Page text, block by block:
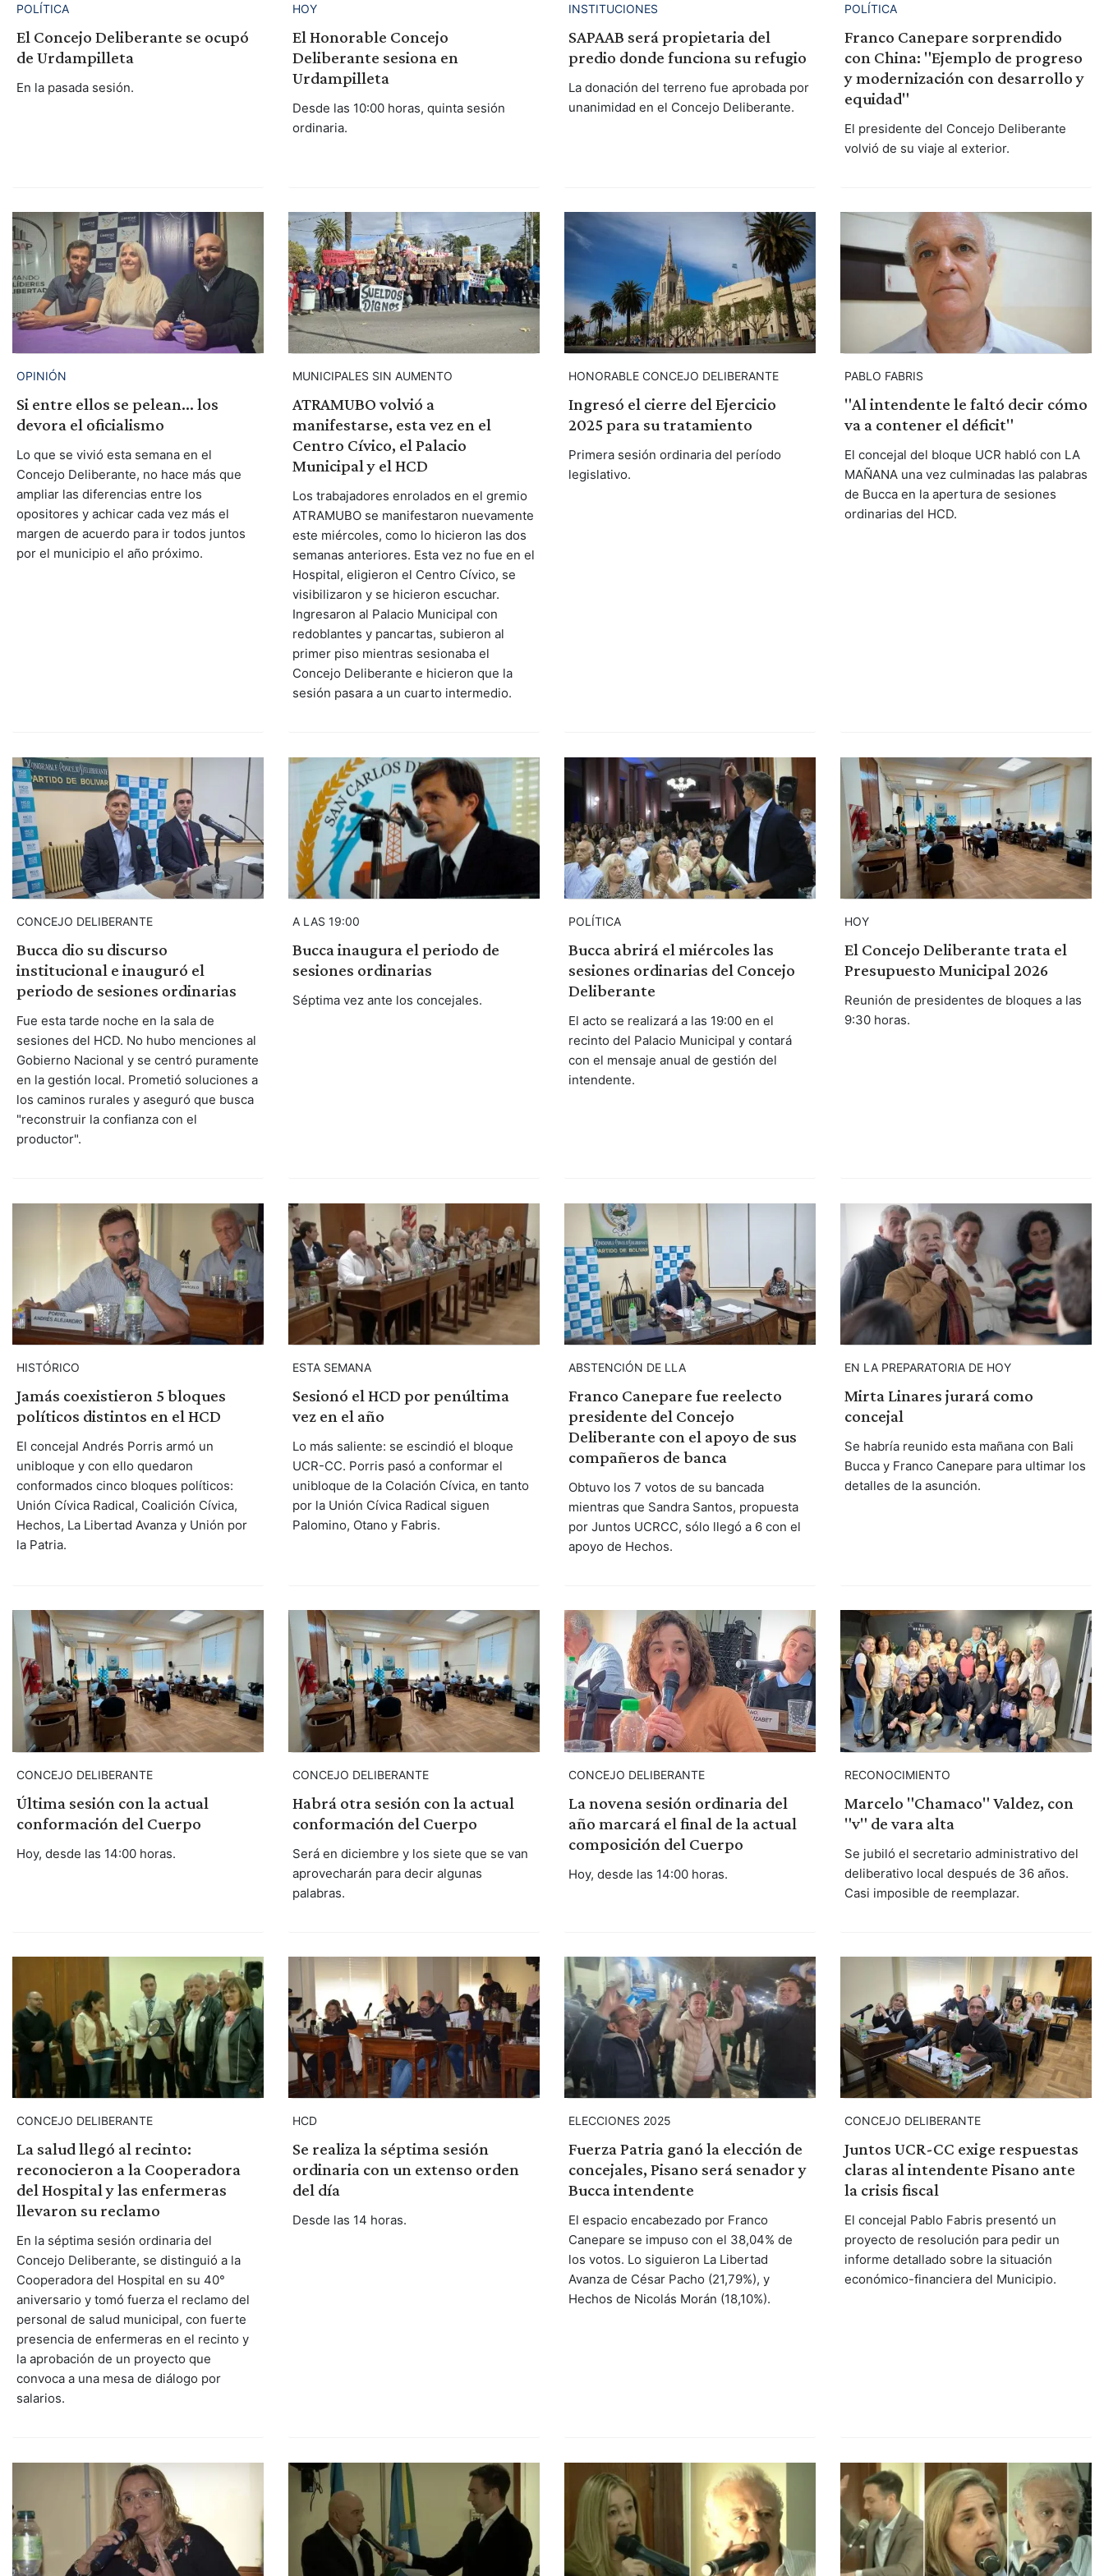
POLÍTICA
El Concejo Deliberante se ocupó
de Urdampilleta
En la pasada sesión.
HOY
El Honorable Concejo
Deliberante sesiona en
Urdampilleta
Desde las 10:00 horas, quinta sesión
ordinaria.
INSTITUCIONES
SAPAAB será propietaria del
predio donde funciona su refugio
La donación del terreno fue aprobada por
unanimidad en el Concejo Deliberante.
POLÍTICA
Franco Canepare sorprendido
con China: "Ejemplo de progreso
y modernización con desarrollo y
equidad"
El presidente del Concejo Deliberante
volvió de su viaje al exterior.
OPINIÓN
Si entre ellos se pelean... los
devora el oficialismo
Lo que se vivió esta semana en el
Concejo Deliberante, no hace más que
ampliar las diferencias entre los
opositores y achicar cada vez más el
margen de acuerdo para ir todos juntos
por el municipio el año próximo.
MUNICIPALES SIN AUMENTO
ATRAMUBO volvió a
manifestarse, esta vez en el
Centro Cívico, el Palacio
Municipal y el HCD
Los trabajadores enrolados en el gremio
ATRAMUBO se manifestaron nuevamente
este miércoles, como lo hicieron las dos
semanas anteriores. Esta vez no fue en el
Hospital, eligieron el Centro Cívico, se
visibilizaron y se hicieron escuchar.
Ingresaron al Palacio Municipal con
redoblantes y pancartas, subieron al
primer piso mientras sesionaba el
Concejo Deliberante e hicieron que la
sesión pasara a un cuarto intermedio.
HONORABLE CONCEJO DELIBERANTE
Ingresó el cierre del Ejercicio
2025 para su tratamiento
Primera sesión ordinaria del período
legislativo.
PABLO FABRIS
"Al intendente le faltó decir cómo
va a contener el déficit"
El concejal del bloque UCR habló con LA
MAÑANA una vez culminadas las palabras
de Bucca en la apertura de sesiones
ordinarias del HCD.
CONCEJO DELIBERANTE
Bucca dio su discurso
institucional e inauguró el
periodo de sesiones ordinarias
Fue esta tarde noche en la sala de
sesiones del HCD. No hubo menciones al
Gobierno Nacional y se centró puramente
en la gestión local. Prometió soluciones a
los caminos rurales y aseguró que busca
"reconstruir la confianza con el
productor".
A LAS 19:00
Bucca inaugura el periodo de
sesiones ordinarias
Séptima vez ante los concejales.
POLÍTICA
Bucca abrirá el miércoles las
sesiones ordinarias del Concejo
Deliberante
El acto se realizará a las 19:00 en el
recinto del Palacio Municipal y contará
con el mensaje anual de gestión del
intendente.
HOY
El Concejo Deliberante trata el
Presupuesto Municipal 2026
Reunión de presidentes de bloques a las
9:30 horas.
HISTÓRICO
Jamás coexistieron 5 bloques
políticos distintos en el HCD
El concejal Andrés Porris armó un
unibloque y con ello quedaron
conformados cinco bloques políticos:
Unión Cívica Radical, Coalición Cívica,
Hechos, La Libertad Avanza y Unión por
la Patria.
ESTA SEMANA
Sesionó el HCD por penúltima
vez en el año
Lo más saliente: se escindió el bloque
UCR-CC. Porris pasó a conformar el
unibloque de la Colación Cívica, en tanto
por la Unión Cívica Radical siguen
Palomino, Otano y Fabris.
ABSTENCIÓN DE LLA
Franco Canepare fue reelecto
presidente del Concejo
Deliberante con el apoyo de sus
compañeros de banca
Obtuvo los 7 votos de su bancada
mientras que Sandra Santos, propuesta
por Juntos UCRCC, sólo llegó a 6 con el
apoyo de Hechos.
EN LA PREPARATORIA DE HOY
Mirta Linares jurará como
concejal
Se habría reunido esta mañana con Bali
Bucca y Franco Canepare para ultimar los
detalles de la asunción.
CONCEJO DELIBERANTE
Última sesión con la actual
conformación del Cuerpo
Hoy, desde las 14:00 horas.
CONCEJO DELIBERANTE
Habrá otra sesión con la actual
conformación del Cuerpo
Será en diciembre y los siete que se van
aprovecharán para decir algunas
palabras.
CONCEJO DELIBERANTE
La novena sesión ordinaria del
año marcará el final de la actual
composición del Cuerpo
Hoy, desde las 14:00 horas.
RECONOCIMIENTO
Marcelo "Chamaco" Valdez, con
"v" de vara alta
Se jubiló el secretario administrativo del
deliberativo local después de 36 años.
Casi imposible de reemplazar.
CONCEJO DELIBERANTE
La salud llegó al recinto:
reconocieron a la Cooperadora
del Hospital y las enfermeras
llevaron su reclamo
En la séptima sesión ordinaria del
Concejo Deliberante, se distinguió a la
Cooperadora del Hospital en su 40°
aniversario y tomó fuerza el reclamo del
personal de salud municipal, con fuerte
presencia de enfermeras en el recinto y
la aprobación de un proyecto que
convoca a una mesa de diálogo por
salarios.
HCD
Se realiza la séptima sesión
ordinaria con un extenso orden
del día
Desde las 14 horas.
ELECCIONES 2025
Fuerza Patria ganó la elección de
concejales, Pisano será senador y
Bucca intendente
El espacio encabezado por Franco
Canepare se impuso con el 38,04% de
los votos. Lo siguieron La Libertad
Avanza de César Pacho (21,79%), y
Hechos de Nicolás Morán (18,10%).
CONCEJO DELIBERANTE
Juntos UCR-CC exige respuestas
claras al intendente Pisano ante
la crisis fiscal
El concejal Pablo Fabris presentó un
proyecto de resolución para pedir un
informe detallado sobre la situación
económico-financiera del Municipio.